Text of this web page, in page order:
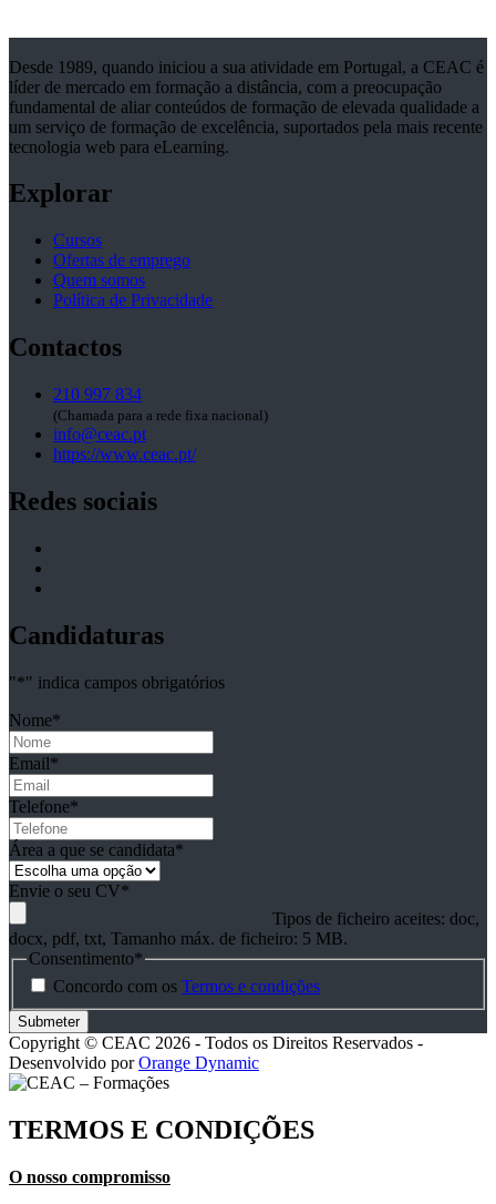
Desde 1989, quando iniciou a sua atividade em Portugal, a CEAC é
líder de mercado em formação a distância, com a preocupação
fundamental de aliar conteúdos de formação de elevada qualidade a
um serviço de formação de excelência, suportados pela mais recente
tecnologia web para eLearning.
Explorar
Cursos
Ofertas de emprego
Quem somos
Política de Privacidade
Contactos
210 997 834
(Chamada para a rede fixa nacional)
info@ceac.pt
https://www.ceac.pt/
Redes sociais
Candidaturas
"*" indica campos obrigatórios
Nome*
Email*
Telefone*
Área a que se candidata*
Envie o seu CV*
Tipos de ficheiro aceites: doc,
docx, pdf, txt, Tamanho máx. de ficheiro: 5 MB.
Consentimento*
Concordo com os Termos e condições
Copyright © CEAC 2026 - Todos os Direitos Reservados -
Desenvolvido porOrange Dynamic
TERMOS E CONDIÇÕES
O nosso compromisso